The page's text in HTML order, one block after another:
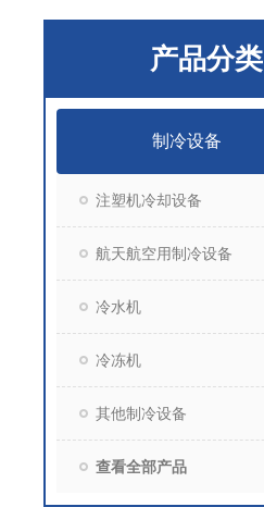
产品分类
制冷设备
注塑机冷却设备
航天航空用制冷设备
冷水机
冷冻机
其他制冷设备
查看全部产品